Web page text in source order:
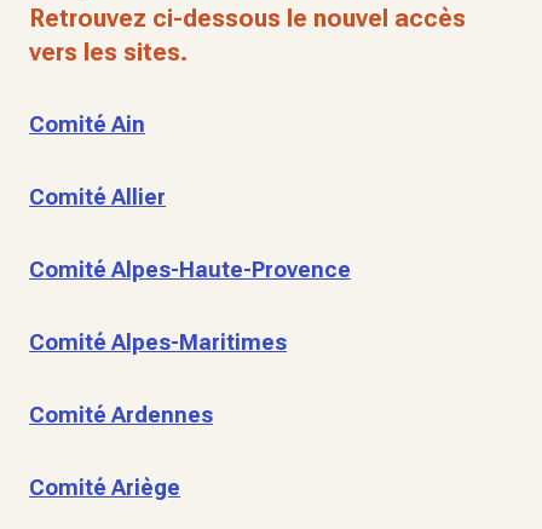
Retrouvez ci-dessous le nouvel accès
vers les sites.
Comité Ain
Comité Allier
Comité Alpes-Haute-Provence
Comité Alpes-Maritimes
Comité Ardennes
Comité Ariège